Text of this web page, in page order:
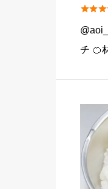

チ 🍊
（